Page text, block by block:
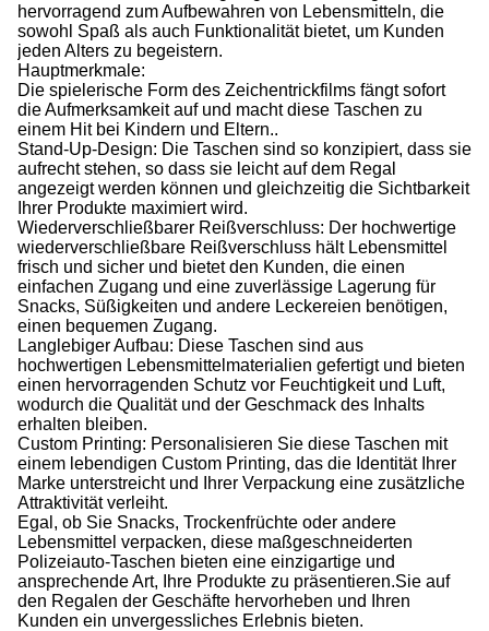
hervorragend zum Aufbewahren von Lebensmitteln, die
sowohl Spaß als auch Funktionalität bietet, um Kunden
jeden Alters zu begeistern.
Hauptmerkmale:
Die spielerische Form des Zeichentrickfilms fängt sofort
die Aufmerksamkeit auf und macht diese Taschen zu
einem Hit bei Kindern und Eltern..
Stand-Up-Design: Die Taschen sind so konzipiert, dass sie
aufrecht stehen, so dass sie leicht auf dem Regal
angezeigt werden können und gleichzeitig die Sichtbarkeit
Ihrer Produkte maximiert wird.
Wiederverschließbarer Reißverschluss: Der hochwertige
wiederverschließbare Reißverschluss hält Lebensmittel
frisch und sicher und bietet den Kunden, die einen
einfachen Zugang und eine zuverlässige Lagerung für
Snacks, Süßigkeiten und andere Leckereien benötigen,
einen bequemen Zugang.
Langlebiger Aufbau: Diese Taschen sind aus
hochwertigen Lebensmittelmaterialien gefertigt und bieten
einen hervorragenden Schutz vor Feuchtigkeit und Luft,
wodurch die Qualität und der Geschmack des Inhalts
erhalten bleiben.
Custom Printing: Personalisieren Sie diese Taschen mit
einem lebendigen Custom Printing, das die Identität Ihrer
Marke unterstreicht und Ihrer Verpackung eine zusätzliche
Attraktivität verleiht.
Egal, ob Sie Snacks, Trockenfrüchte oder andere
Lebensmittel verpacken, diese maßgeschneiderten
Polizeiauto-Taschen bieten eine einzigartige und
ansprechende Art, Ihre Produkte zu präsentieren.Sie auf
den Regalen der Geschäfte hervorheben und Ihren
Kunden ein unvergessliches Erlebnis bieten.